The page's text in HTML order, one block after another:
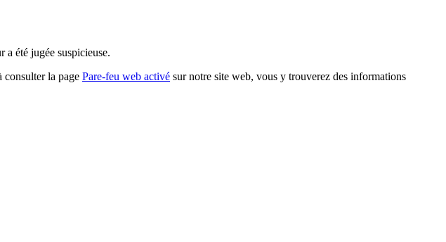
a été jugée suspicieuse.
consulter la page Pare-feu web activé sur notre site web, vous y trouverez des informations